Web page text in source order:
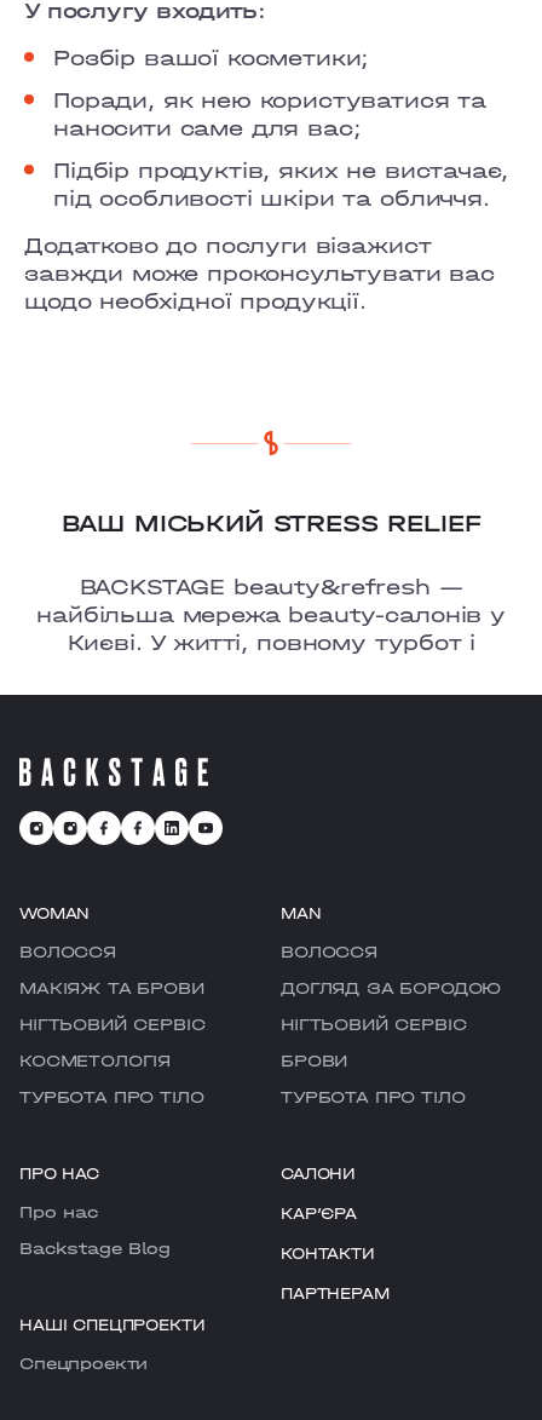
TEREMKY
KLOVSKYI
HOTEL HILTON KYIV
LYPKY
У послугу входить:
Розбір вашої косметики;
Поради, як нею користуватися та
наносити саме для вас;
Підбір продуктів, яких не вистачає,
під особливості шкіри та обличчя.
Додатково до послуги візажист
завжди може проконсультувати вас
щодо необхідної продукції.
ВАШ МІСЬКИЙ STRESS RELIEF
BACKSTAGE beauty&refresh —
найбільша мережа beauty-салонів у
Києві. У житті, повному турбот і
де є можливість перезавантажитися
WOMAN
ВОЛОССЯ
МАКІЯЖ ТА БРОВИ
НІГТЬОВИЙ СЕРВІС
КОСМЕТОЛОГІЯ
ТУРБОТА ПРО ТІЛО
MAN
ВОЛОССЯ
ДОГЛЯД ЗА БОРОДОЮ
НІГТЬОВИЙ СЕРВІС
БРОВИ
ТУРБОТА ПРО ТІЛО
ПРО НАС
Про нас
Backstage Blog
НАШІ СПЕЦПРОЕКТИ
Cпецпроекти
САЛОНИ
КАРʼЄРА
КОНТАКТИ
ПАРТНЕРАМ